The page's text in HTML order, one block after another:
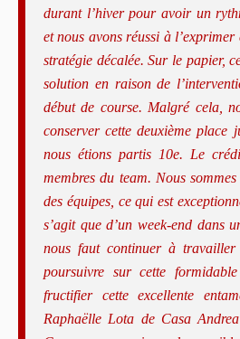
durant l’hiver pour avoir un
et nous avons réussi à
stratégie décalée. Sur le papier,
solution en raison de
début de course. Malgré cela,
conserver cette deuxième place
nous étions partis 10e. Le
membres du team. Nous
des équipes, ce qui est
s’agit que d’un week-end dans
nous faut continuer à
poursuivre sur cette
fructifier cette excellente
Raphaëlle Lota de Casa